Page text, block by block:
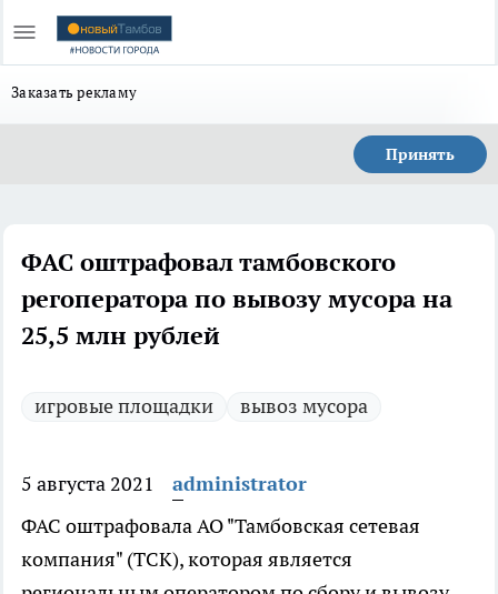
Заказать рекламу
Принять
ФАС оштрафовал тамбовского
регоператора по вывозу мусора на
25,5 млн рублей
игровые площадки вывоз мусора
5 августа 2021
administrator
ФАС оштрафовала АО "Тамбовская сетевая
компания" (ТСК), которая является